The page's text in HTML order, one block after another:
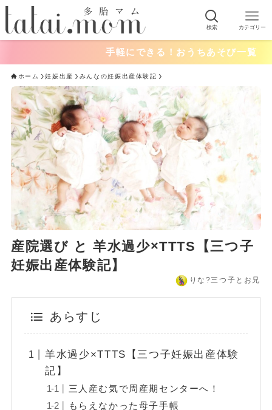
検索 カテゴリー
手軽にできる！おうちあそび一覧
ホーム 妊娠出産 みんなの妊娠出産体験記
産院選び と 羊水過少×TTTS【三つ子
妊娠出産体験記】
りな?️三つ子とお兄
あらすじ
羊水過少×TTTS【三つ子妊娠出産体験
記】
三人産む気で周産期センターへ！
もらえなかった母子手帳